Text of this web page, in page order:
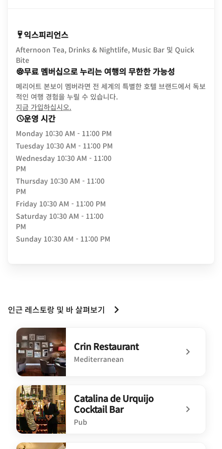
익스피리언스
Afternoon Tea, Drinks & Nightlife, Music Bar 및 Quick
Bite
무료 멤버십으로 누리는 여행의 무한한 가능성
메리어트 본보이 멤버라면 전 세계의 특별한 호텔 브랜드에서 독보
적인 여행 경험을 누릴 수 있습니다.
지금 가입하십시오.
운영 시간
Monday 10:30 AM - 11:00 PM
Tuesday 10:30 AM - 11:00 PM
Wednesday 10:30 AM - 11:00
PM
Thursday 10:30 AM - 11:00
PM
Friday 10:30 AM - 11:00 PM
Saturday 10:30 AM - 11:00
PM
Sunday 10:30 AM - 11:00 PM
인근 레스토랑 및 바 살펴보기
Crin Restaurant
Mediterranean
undefined Crin Restaurant
Catalina de Urquijo
Cocktail Bar
Pub